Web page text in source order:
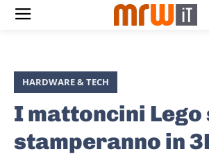
HARDWARE & TECH
I mattoncini Lego
stamperanno in